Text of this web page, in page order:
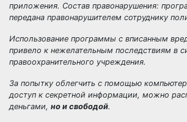
приложения. Состав правонарушения:
передана правонарушителем сотруднику
Использование программы с вписанным
привело к нежелательным последствиям в
правоохранительного учреждения.
За попытку облегчить с помощью
доступ к секретной информации, можно
деньгами, но и свободой.